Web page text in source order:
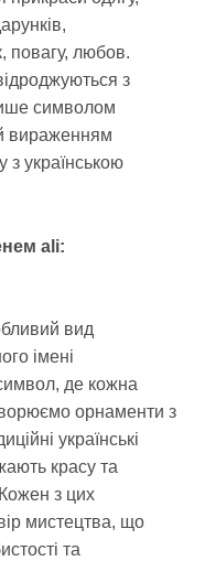
повагу, любов.
з
символом
й вираженням
з українською
ali:
вид
імені
де кожна
орнаменти з
українські
красу та
Кожен з цих
мистецтва, що
та